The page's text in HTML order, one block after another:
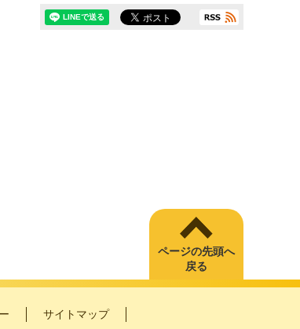
ページの先頭へ
戻る
サイトマップ